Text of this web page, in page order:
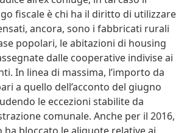
fiscale è chi ha il diritto di utilizzare
ancora, sono i fabbricati rurali
popolari, le abitazioni di housing
dalle cooperative indivise ai
In linea di massima, l’importo da
a quello dell’acconto del giugno
le eccezioni stabilite da
comunale. Anche per il 2016,